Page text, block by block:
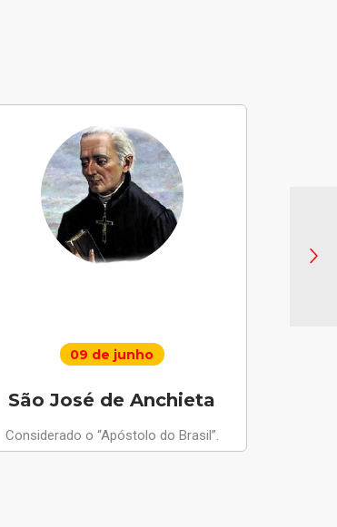
09 de junho
São José de Anchieta
Considerado o “Apóstolo do Brasil”.